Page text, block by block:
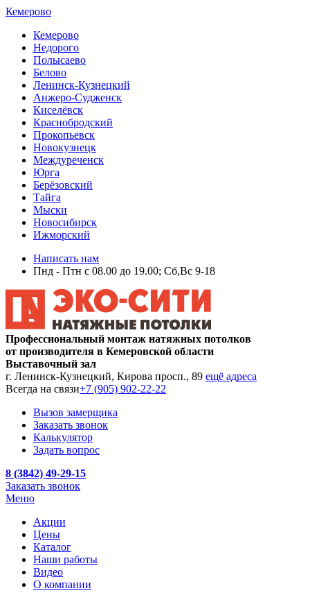
Кемерово
Кемерово
Недорого
Полысаево
Белово
Ленинск-Кузнецкий
Анжеро-Судженск
Киселёвск
Краснобродский
Прокопьевск
Новокузнецк
Междуреченск
Юрга
Берёзовский
Тайга
Мыски
Новосибирск
Ижморский
Написать нам
Пнд - Птн с 08.00 до 19.00; Сб,Вс 9-18
Профессиональный монтаж натяжных потолков
от производителя в Кемеровской области
Выставочный зал
г. Ленинск-Кузнецкий, Кирова просп., 89 ещё адреса
Всегда на связи+7 (905) 902-22-22
Вызов замерщика
Заказать звонок
Калькулятор
Задать вопрос
8 (3842) 49-29-15
Заказать звонок
Меню
Акции
Цены
Каталог
Наши работы
Видео
О компании